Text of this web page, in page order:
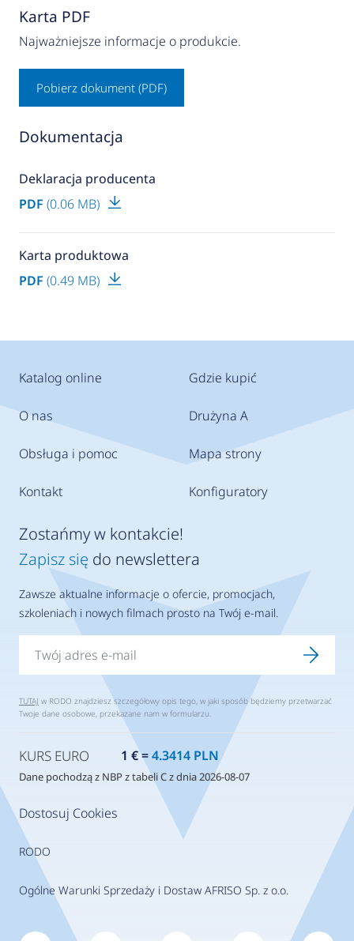
Karta PDF
Najważniejsze informacje o produkcie.
Pobierz dokument (PDF)
Dokumentacja
Deklaracja producenta
PDF (0.06 MB)
Karta produktowa
PDF (0.49 MB)
Katalog online
O nas
Obsługa i pomoc
Kontakt
Gdzie kupić
Drużyna A
Mapa strony
Konfiguratory
Dostosuj Cookies
RODO
Ogólne Warunki Sprzedaży i Dostaw AFRISO Sp. z o.o.
Zostańmy w kontakcie!
Zapisz się do newslettera
Zawsze aktualne informacje o ofercie, promocjach,
szkoleniach i nowych filmach prosto na Twój e-mail.
TUTAJ w RODO znajdziesz szczegółowy opis tego, w jaki sposób będziemy przetwarzać
Twoje dane osobowe, przekazane nam w formularzu.
KURS EURO 1 € =4.3414 PLN
Dane pochodzą z NBP z tabeli C z dnia 2026-08-07